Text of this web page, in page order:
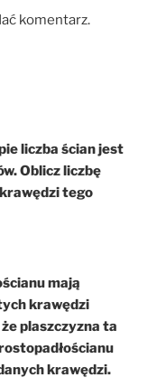
komentarz.
liczba ścian jest
Oblicz liczbę
tego
mają
krawędzi
plaszczyzna ta
krawędzi.